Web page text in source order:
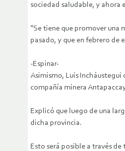
sociedad saludable, y ahora
“Se tiene que promover una
pasado, y que en febrero de
-Espinar-
Asimismo, Luis
compañía minera
Explicó que luego de una
dicha provincia.
Esto será posible a través